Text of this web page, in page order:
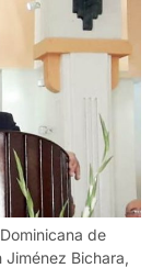
de
Jiménez Bichara,